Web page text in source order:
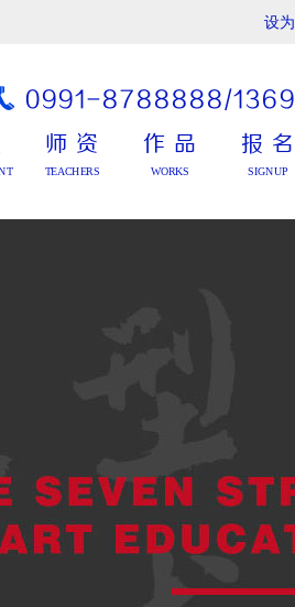
设
0991-8788888/
师资
TEACHERS
作品
WORKS
报名
SIGNUP